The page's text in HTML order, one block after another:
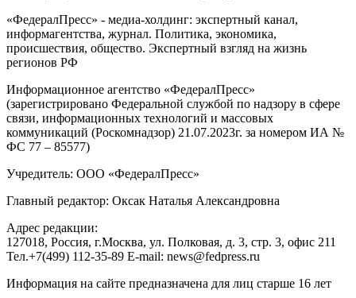
«ФедералПресс» - медиа-холдинг: экспертный канал,
информагентства, журнал. Политика, экономика,
происшествия, общество. Экспертный взгляд на жизнь
регионов РФ
Информационное агентство «ФедералПресс»
(зарегистрировано Федеральной службой по надзору в сфере
связи, информационных технологий и массовых
коммуникаций (Роскомнадзор) 21.07.2023г. за номером ИА №
ФС 77 – 85577)
Учредитель: ООО «ФедералПресс»
Главный редактор: Оксак Наталья Александровна
Адрес редакции:
127018, Россия, г.Москва, ул. Полковая, д. 3, стр. 3, офис 211
Тел.+7(499) 112-35-89 E-mail: news@fedpress.ru
Информация на сайте предназначена для лиц старше 16 лет